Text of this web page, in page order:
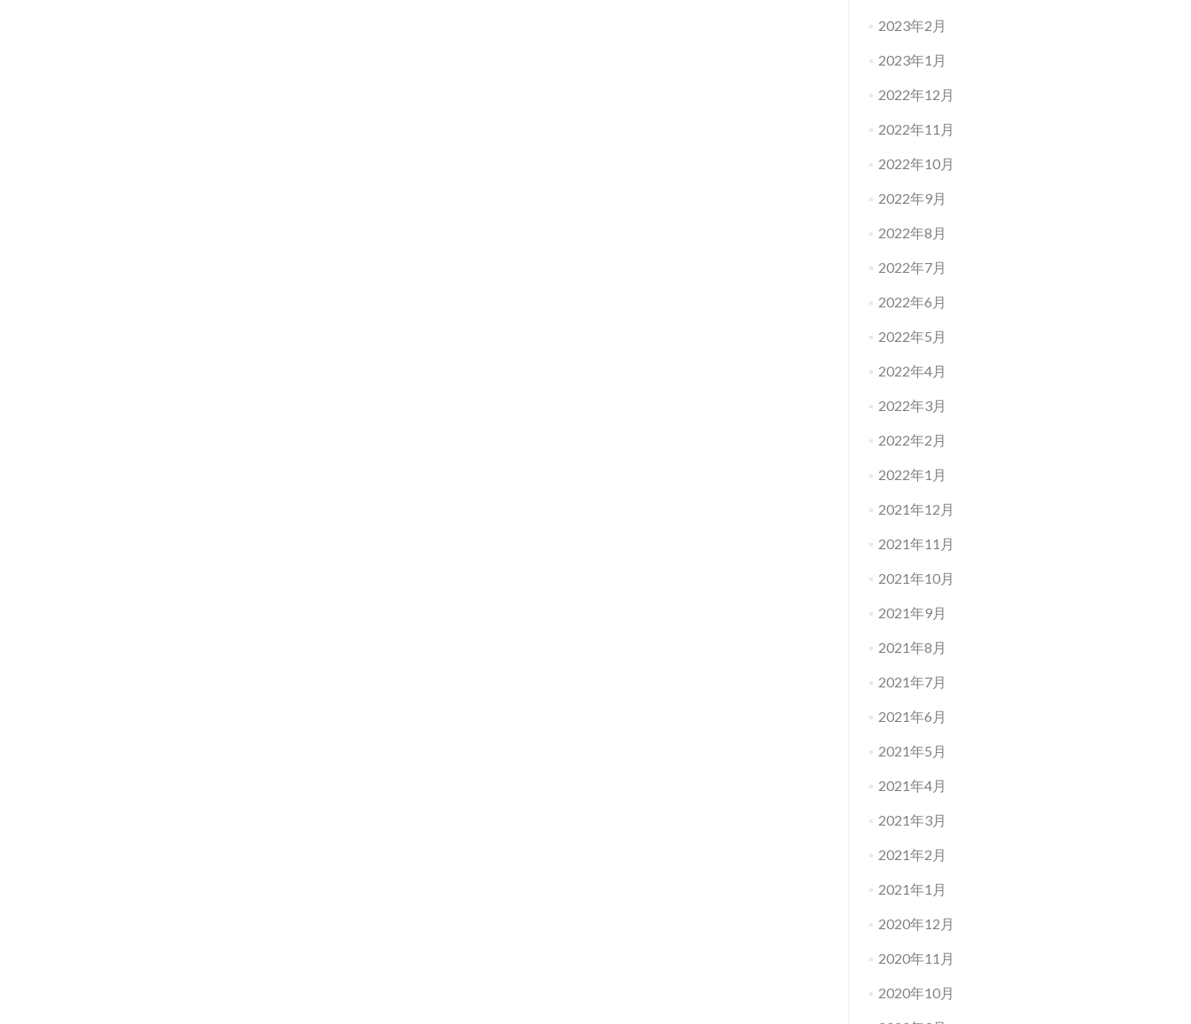
2023年2月
2023年1月
2022年12月
2022年11月
2022年10月
2022年9月
2022年8月
2022年7月
2022年6月
2022年5月
2022年4月
2022年3月
2022年2月
2022年1月
2021年12月
2021年11月
2021年10月
2021年9月
2021年8月
2021年7月
2021年6月
2021年5月
2021年4月
2021年3月
2021年2月
2021年1月
2020年12月
2020年11月
2020年10月